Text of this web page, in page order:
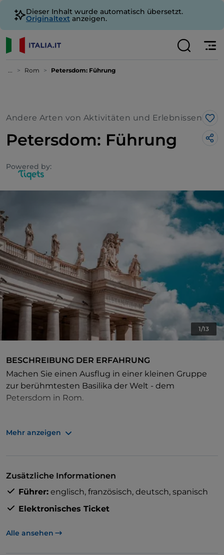
Dieser Inhalt wurde automatisch übersetzt.
Originaltext anzeigen.
... Rom Petersdom: Führung
Andere Arten von Aktivitäten und Erlebnissen
Petersdom: Führung
Powered by:
1/13
BESCHREIBUNG DER ERFAHRUNG
Machen Sie einen Ausflug in einer kleinen Gruppe
zur berühmtesten Basilika der Welt - dem
Petersdom in Rom.
Mit einem erfahrenen Tour Guide an Ihrer Seite
Michelangelos herzzerreißende Pietà, die
mehr kennenlernen.
Mehr anzeigen
Zusätzliche Informationen
Führer: englisch, französisch, deutsch, spanisch
Elektronisches Ticket
Alle ansehen